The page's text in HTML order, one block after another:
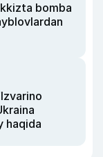
bomba
haqida